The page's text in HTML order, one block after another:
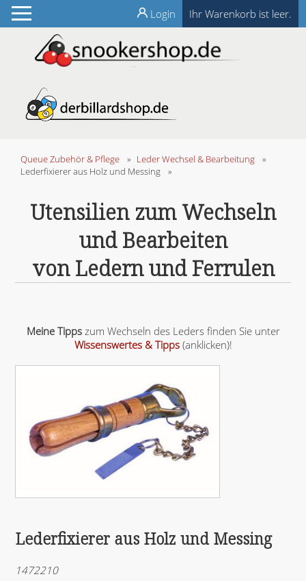
Ihr Warenkorb ist leer.
Login
Queue Zubehör & Pflege » Leder Wechsel & Bearbeitung
»
Lederfixierer aus Holz und Messing
»
Utensilien zum Wechseln
und Bearbeiten
von Ledern und Ferrulen
Meine Tipps zum Wechseln des Leders finden Sie unter
Wissenswertes & Tipps(anklicken)!
Lederfixierer aus Holz und Messing
1472210